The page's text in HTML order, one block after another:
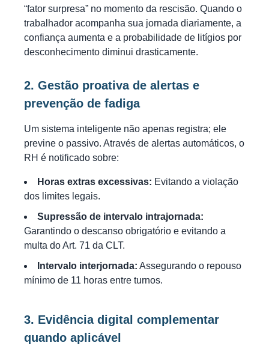
“fator surpresa” no momento da rescisão. Quando o
trabalhador acompanha sua jornada diariamente, a
confiança aumenta e a probabilidade de litígios por
desconhecimento diminui drasticamente.
2. Gestão proativa de alertas e
prevenção de fadiga
Um sistema inteligente não apenas registra; ele
previne o passivo. Através de alertas automáticos, o
RH é notificado sobre:
Horas extras excessivas: Evitando a violação
dos limites legais.
Supressão de intervalo intrajornada:
Garantindo o descanso obrigatório e evitando a
multa do Art. 71 da CLT.
Intervalo interjornada: Assegurando o repouso
mínimo de 11 horas entre turnos.
3. Evidência digital complementar
quando aplicável